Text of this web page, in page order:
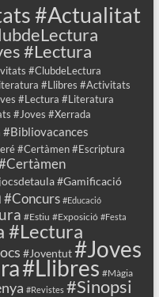
#Actualitat
#Lectura
#ClubdeLectura
#Llibres #Activitats
#Lectura #Literatura
#Joves #Xerrada
#Bibliovacances
#Certàmen #Escriptura
#Gamificació
#Concurs #Educació
#Estiu #Exposició #Festa
#Lectura
#Joventut#Joves
#Llibres #Màgia
#Revistes #Sinopsi